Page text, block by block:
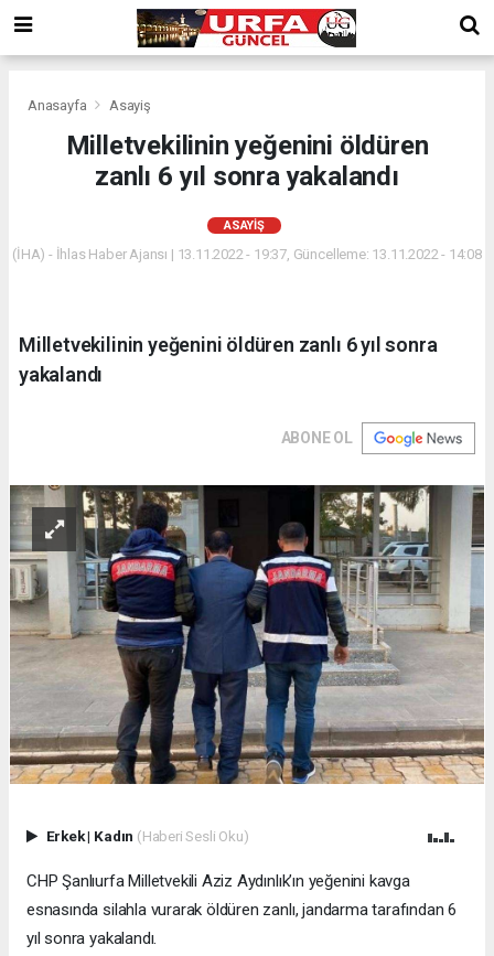
Anasayfa Asayiş
Milletvekilinin yeğenini öldüren
zanlı 6 yıl sonra yakalandı
ASAYIŞ
(İHA) - İhlas Haber Ajansı | 13.11.2022 - 19:37, Güncelleme: 13.11.2022 - 14:08
Milletvekilinin yeğenini öldüren zanlı 6 yıl sonra
yakalandı
ABONE OL
Erkek| Kadın (Haberi Sesli Oku)
CHP Şanlıurfa Milletvekili Aziz Aydınlık’ın yeğenini kavga
esnasında silahla vurarak öldüren zanlı, jandarma tarafından 6
yıl sonra yakalandı.